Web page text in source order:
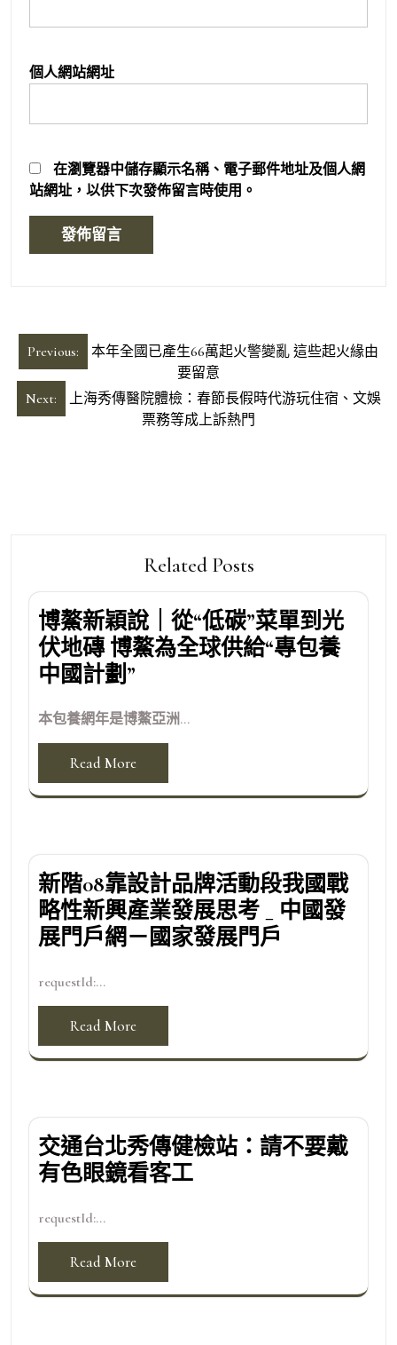
個人網站網址
在瀏覽器中儲存顯示名稱、電子郵件地址及個人網
站網址，以供下次發佈留言時使用。
文
章
導
Previous:
本年全國已產生66萬起火警變亂 這些起火緣由
要留意
Next:
上海秀傳醫院體檢：春節長假時代游玩住宿、文娛
票務等成上訴熱門
Related Posts
博鰲新穎說｜從“低碳”菜單到光
伏地磚 博鰲為全球供給“專包養
中國計劃”
本包養網年是博鰲亞洲...
Read More
新階08靠設計品牌活動段我國戰
略性新興產業發展思考 _ 中國發
展門戶網－國家發展門戶
requestId:...
Read More
交通台北秀傳健檢站：請不要戴
有色眼鏡看客工
requestId:...
Read More